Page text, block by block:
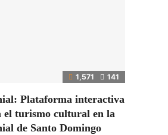
1,571 141
Plataforma interactiva
el turismo cultural en la
de Santo Domingo